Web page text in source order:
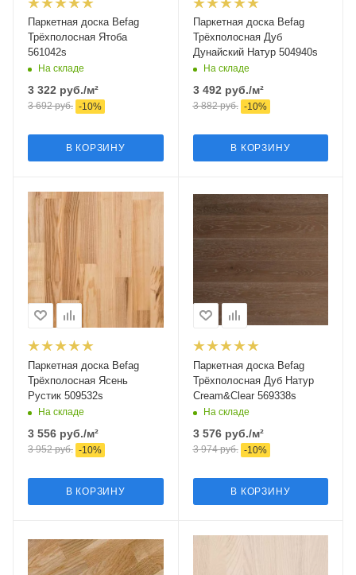
Паркетная доска Befag
Трёхполосная Ятоба
561042s
На складе
3 322 руб./м²
3 692руб. -10%
В КОРЗИНУ
Паркетная доска Befag
Трёхполосная Дуб
Дунайский Натур 504940s
На складе
3 492 руб./м²
3 882руб. -10%
В КОРЗИНУ
Паркетная доска Befag
Трёхполосная Ясень
Рустик 509532s
На складе
3 556 руб./м²
3 952руб. -10%
В КОРЗИНУ
Паркетная доска Befag
Трёхполосная Дуб Натур
Cream&Clear 569338s
На складе
3 576руб./м²
3 974руб. -10%
В КОРЗИНУ